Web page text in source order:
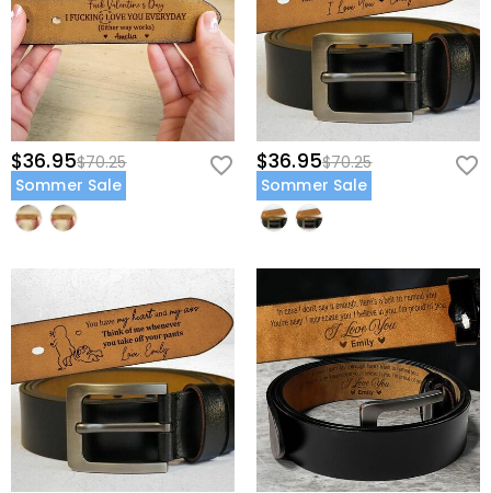
$36.95$70.25
Sommer Sale
$36.95$70.25
Sommer Sale